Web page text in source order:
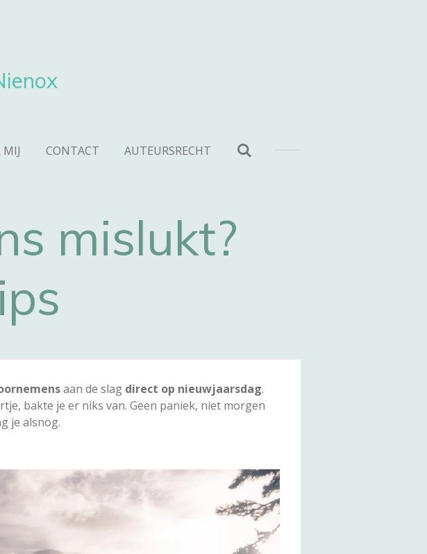
MIJ CONTACT AUTEURSRECHT
mislukt?
aan de slag direct op nieuwjaarsdag.
bakte je er niks van. Geen paniek, niet morgen
je alsnog.